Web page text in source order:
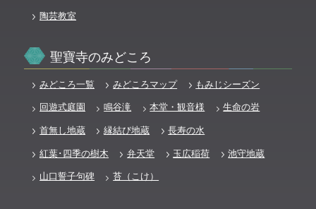
陶芸教室
聖寶寺のみどころ
みどころ一覧 みどころマップ
もみじシーズン
回遊式庭園
鳴谷滝 本堂・観音様
生命の岩
首無し地蔵
縁結び地蔵
長寿の水
紅葉･四季の樹木
弁天堂 玉広稲荷
池守地蔵
山口誓子句碑
苔（こけ）